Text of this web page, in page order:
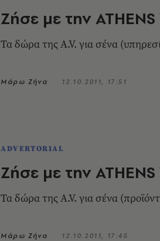
Zήσε με την ΑΤΗΕΝS
Τα δώρα της A.V. για σένα
Μάρω Ζήνα 12.10.2011, 17:51
ADVERTORIAL
Ζήσε με την ATHENS
Τα δώρα της A.V. για σένα
Μάρω Ζήνα 12.10.2011, 17:45